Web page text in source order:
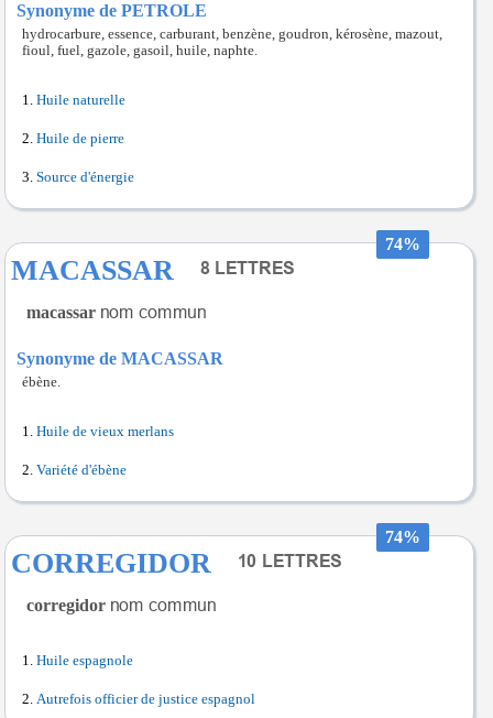
Synonyme de PETROLE
hydrocarbure, essence, carburant, benzène, goudron, kérosène, mazout,
fioul, fuel, gazole, gasoil, huile, naphte.
Huile naturelle
Huile de pierre
Source d'énergie
74%
MACASSAR
macassar
Synonyme de MACASSAR
ébène.
Huile de vieux merlans
Variété d'ébène
74%
CORREGIDOR
corregidor
Huile espagnole
Autrefois officier de justice espagnol